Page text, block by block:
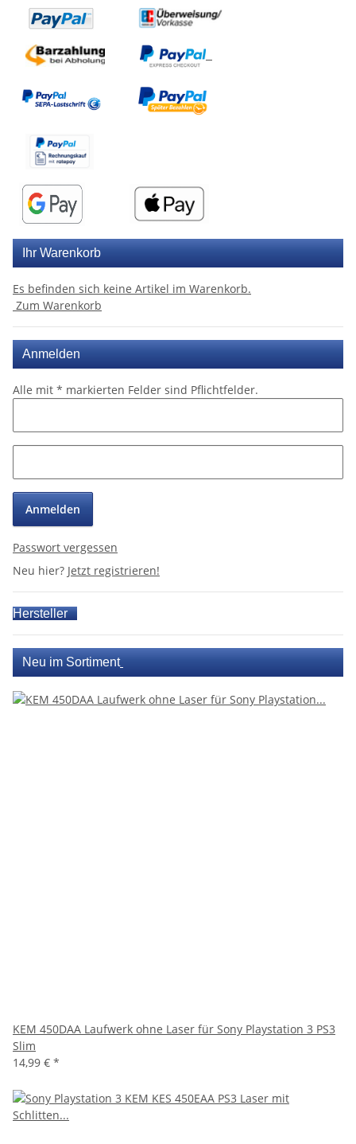
Ihr Warenkorb
Es befinden sich keine Artikel im Warenkorb.
Zum Warenkorb
Anmelden
Alle mit * markierten Felder sind Pflichtfelder.
Anmelden
Passwort vergessen
Neu hier? Jetzt registrieren!
Hersteller
Neu im Sortiment
KEM 450DAA Laufwerk ohne Laser für Sony Playstation 3 PS3
Slim
14,99 € *